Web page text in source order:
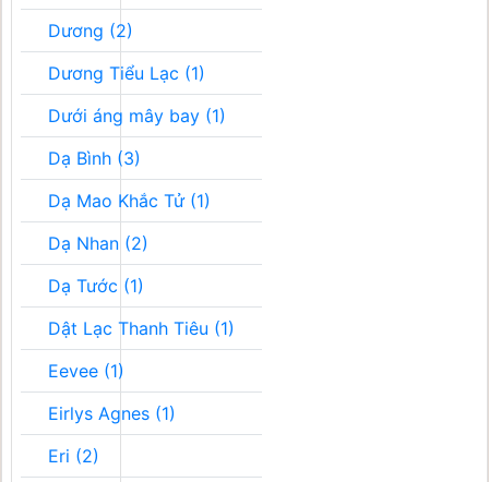
Dương (2)
Dương Tiểu Lạc (1)
Dưới áng mây bay (1)
Dạ Bình (3)
Dạ Mao Khắc Tử (1)
Dạ Nhan (2)
Dạ Tước (1)
Dật Lạc Thanh Tiêu (1)
Eevee (1)
Eirlys Agnes (1)
Eri (2)